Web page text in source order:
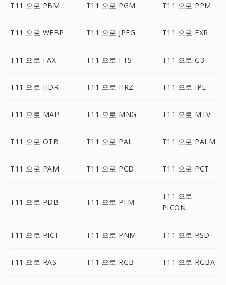
T11 으로 PBM T11 으로 PGM T11 으로 PPM
T11 으로 WEBP T11 으로 JPEG T11 으로 EXR
T11 으로 FAX T11 으로 FTS T11 으로 G3
T11 으로 HDR T11 으로 HRZ T11 으로 IPL
T11 으로 MAP T11 으로 MNG T11 으로 MTV
T11 으로 OTB T11 으로 PAL T11 으로 PALM
T11 으로 PAM T11 으로 PCD T11 으로 PCT
T11 으로 PDB T11 으로 PFM
T11 으로
PICON
T11 으로 PICT T11 으로 PNM T11 으로 PSD
T11 으로 RAS T11 으로 RGB T11 으로 RGBA